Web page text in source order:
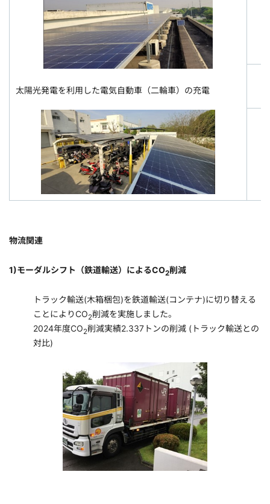
太陽光発電を利用した電気自動車（二輪車）の充電
物流関連
1)モーダルシフト（鉄道輸送）によるCO2削減
トラック輸送(木箱梱包)を鉄道輸送(コンテナ)に切り替える
ことによりCO2削減を実施しました。
2024年度CO2削減実績2.337トンの削減 (トラック輸送との
対比)